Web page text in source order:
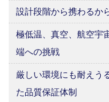
設計段階から携わるか
極低温、真空、航空宇
端への挑戦
厳しい環境にも耐えう
た品質保証体制